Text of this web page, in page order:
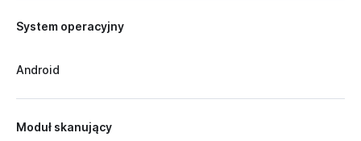
System operacyjny
Android
Moduł skanujący